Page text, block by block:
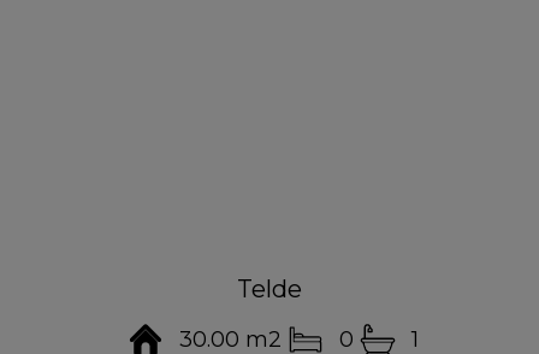
Telde
30.00 m2 0 1